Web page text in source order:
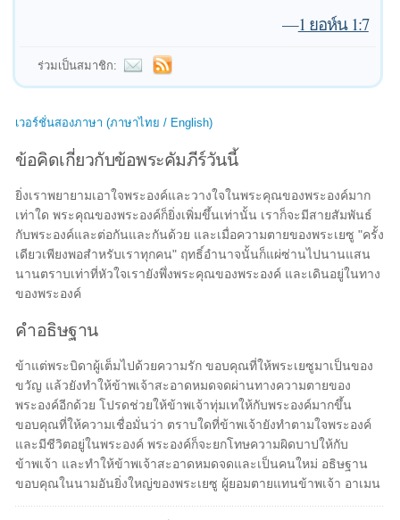
—1 ยอห์น 1:7
ร่วมเป็นสมาชิก:
เวอร์ชั่นสองภาษา (ภาษาไทย / English)
ข้อคิดเกี่ยวกับข้อพระคัมภีร์วันนี้
ยิ่งเราพยายามเอาใจพระองค์และวางใจในพระคุณของพระองค์มาก
เท่าใด พระคุณของพระองค์ก็ยิ่งเพิ่มขึ้นเท่านั้น เราก็จะมีสายสัมพันธ์
กับพระองค์และต่อกันและกันด้วย และเมื่อความตายของพระเยซู "ครั้ง
เดียวเพียงพอสำหรับเราทุกคน" ฤทธิ์อำนาจนั้นก็แผ่ซ่านไปนานแสน
นานตราบเท่าที่หัวใจเรายังพึ่งพระคุณของพระองค์ และเดินอยู่ในทาง
ของพระองค์
คำอธิษฐาน
ข้าแต่พระบิดาผู้เต็มไปด้วยความรัก ขอบคุณที่ให้พระเยซูมาเป็นของ
ขวัญ แล้วยังทำให้ข้าพเจ้าสะอาดหมดจดผ่านทางความตายของ
พระองค์อีกด้วย โปรดช่วยให้ข้าพเจ้าทุ่มเทให้กับพระองค์มากขึ้น
ขอบคุณที่ให้ความเชื่อมั่นว่า ตราบใดที่ข้าพเจ้ายังทำตามใจพระองค์
และมีชีวิตอยู่ในพระองค์ พระองค์ก็จะยกโทษความผิดบาปให้กับ
ข้าพเจ้า และทำให้ข้าพเจ้าสะอาดหมดจดและเป็นคนใหม่ อธิษฐาน
ขอบคุณในนามอันยิ่งใหญ่ของพระเยซู ผู้ยอมตายแทนข้าพเจ้า อาเมน